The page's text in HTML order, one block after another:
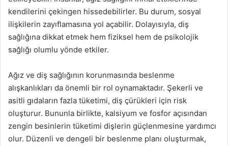
kendilerini çekingen hissedebilirler. Bu durum, sosyal
ilişkilerin zayıflamasına yol açabilir. Dolayısıyla, diş
sağlığına dikkat etmek hem fiziksel hem de psikolojik
sağlığı olumlu yönde etkiler.
Ağız ve diş sağlığının korunmasında beslenme
alışkanlıkları da önemli bir rol oynamaktadır. Şekerli ve
asitli gıdaların fazla tüketimi, diş çürükleri için risk
oluşturur. Bununla birlikte, kalsiyum ve fosfor açısından
zengin besinlerin tüketimi dişlerin güçlenmesine yardımcı
olur. Düzenli ve dengeli bir beslenme planı oluşturmak,